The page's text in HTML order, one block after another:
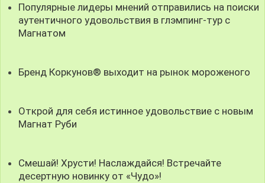
Популярные лидеры мнений отправились на поиски
аутентичного удовольствия в глэмпинг-тур с
Магнатом
Бренд Коркунов® выходит на рынок мороженого
Открой для себя истинное удовольствие с новым
Магнат Руби
Смешай! Хрусти! Наслаждайся! Встречайте
десертную новинку от «Чудо»!